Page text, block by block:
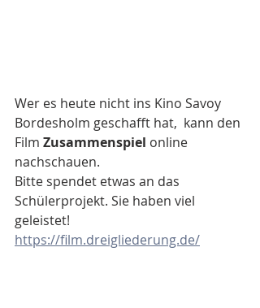
Wer es heute nicht ins Kino Savoy
Bordesholm geschafft hat,  kann den
Film Zusammenspiel online
nachschauen.
Bitte spendet etwas an das
Schülerprojekt. Sie haben viel
geleistet!
https://film.dreigliederung.de/